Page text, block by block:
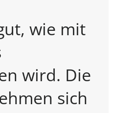
wie mit
wird. Die
sich